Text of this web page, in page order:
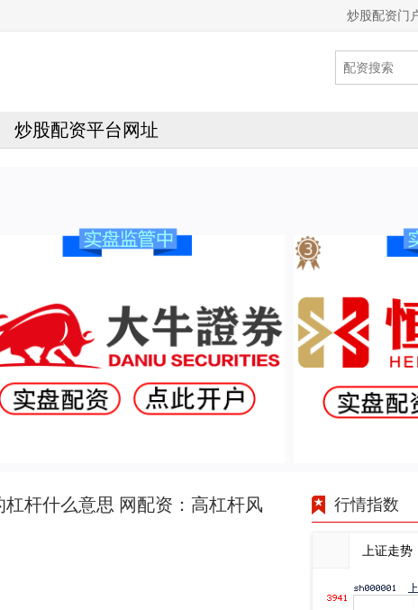
炒股配资门
炒股配资平台网址
杠杆什么意思 网配资：高杠杆风
行情指数
上证走势